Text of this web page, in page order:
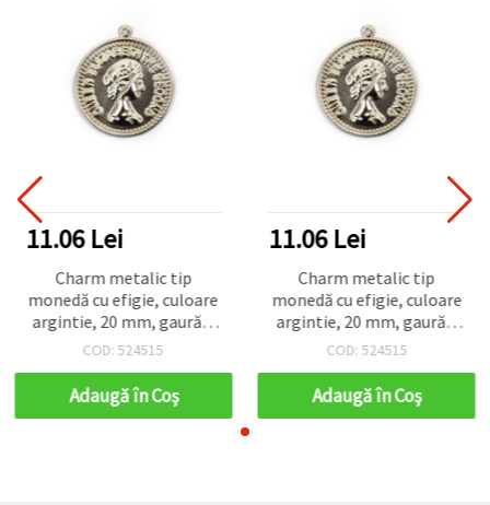
11.06 Lei
Charm metalic tip
monedă cu efigie, culoare
argintie, 20 mm, gaură 2
mm — 10 bucăți
COD: 524515
Adaugă în Coş
11.06 Lei
Charm metalic tip
monedă cu efigie, culoare
argintie, 20 mm, gaură 2
mm — 10 bucăți
COD: 524515
Adaugă în Coş